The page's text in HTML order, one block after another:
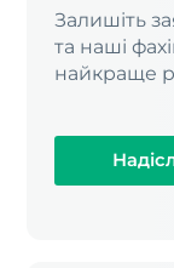
Залишіть
та наші
найкраще